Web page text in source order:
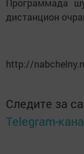
Программада
дистанцион
http://
Следите за
Telegram-